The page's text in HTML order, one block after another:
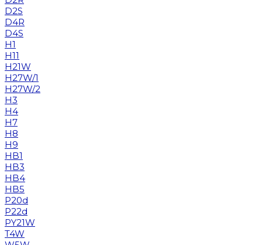
D2S
D4R
D4S
H1
H11
H21W
H27W/1
H27W/2
H3
H4
H7
H8
H9
HB1
HB3
HB4
HB5
P20d
P22d
PY21W
T4W